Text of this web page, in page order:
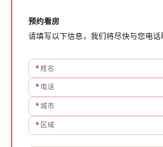
预约看房
请填写以下信息，我们将尽快与您电话
*姓名
* 电话
*城市
* 区域